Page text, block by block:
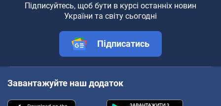
Підписуйтесь, щоб бути в курсі останніх новин
України та світу сьогодні
Підписатись
Завантажуйте наш додаток